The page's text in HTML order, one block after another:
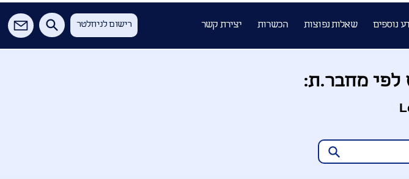
רישום לניוזלטר נוספים שאלות נפוצות הכשרות יצירת קשר
לפי מחבר.ת: